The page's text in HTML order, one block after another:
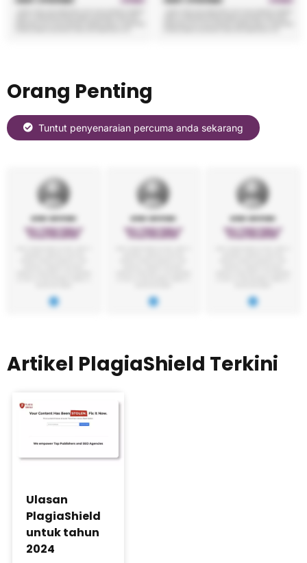
Orang Penting
Tuntut penyenaraian percuma anda sekarang
Artikel PlagiaShield Terkini
Ulasan
PlagiaShield
untuk tahun
2024